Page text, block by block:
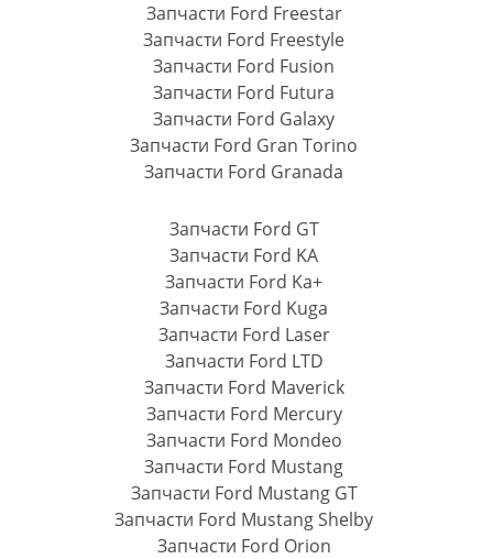
Запчасти Ford Freestar
Запчасти Ford Freestyle
Запчасти Ford Fusion
Запчасти Ford Futura
Запчасти Ford Galaxy
Запчасти Ford Gran Torino
Запчасти Ford Granada
Запчасти Ford GT
Запчасти Ford KA
Запчасти Ford Ka+
Запчасти Ford Kuga
Запчасти Ford Laser
Запчасти Ford LTD
Запчасти Ford Maverick
Запчасти Ford Mercury
Запчасти Ford Mondeo
Запчасти Ford Mustang
Запчасти Ford Mustang GT
Запчасти Ford Mustang Shelby
Запчасти Ford Orion